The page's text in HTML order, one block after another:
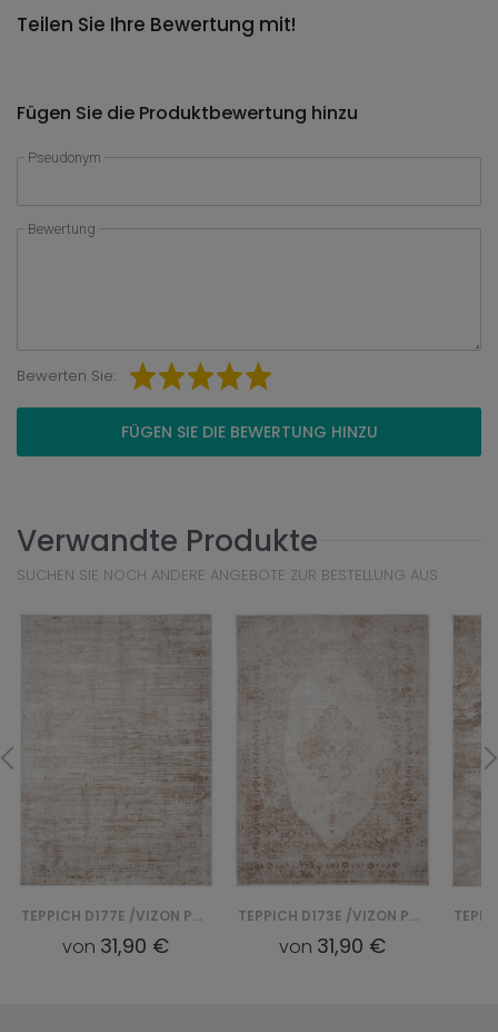
Teilen Sie Ihre Bewertung mit!
Fügen Sie die Produktbewertung hinzu
Pseudonym
Bewertung
Bewerten Sie:
FÜGEN SIE DIE BEWERTUNG HINZU
Verwandte Produkte
SUCHEN SIE NOCH ANDERE ANGEBOTE ZUR BESTELLUNG AUS
TEPPICH D177E /VIZON PORTLAND - BIAŁY
von 31,90 €
TEPPICH D173E /VIZON PORTLAND - BIAŁY
von 31,90 €